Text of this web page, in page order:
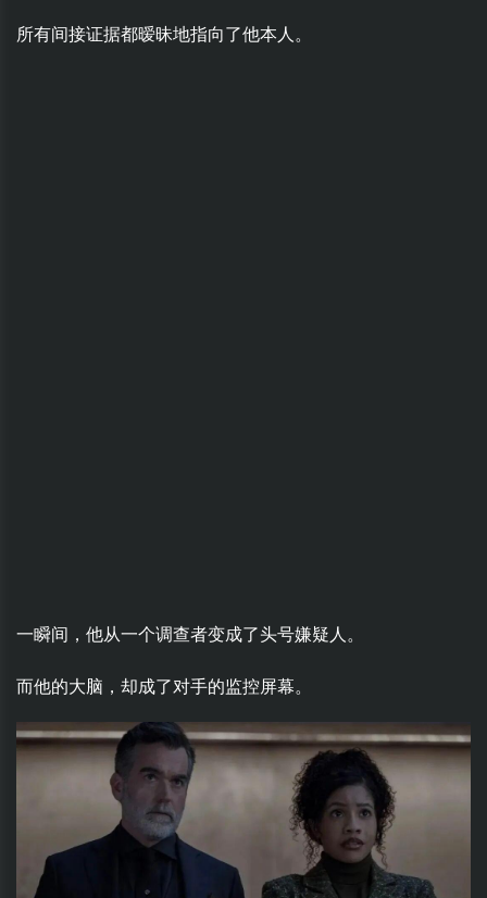
所有间接证据都暧昧地指向了他本人。
一瞬间，他从一个调查者变成了头号嫌疑人。
而他的大脑，却成了对手的监控屏幕。